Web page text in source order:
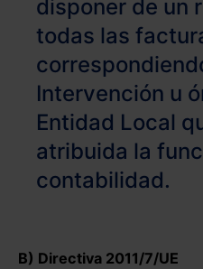
disponer de un
todas las
Intervención u
Entidad Local
atribuida la
contabilidad.
B) Directiva 2011/7/UE